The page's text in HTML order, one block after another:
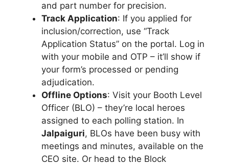
and part number for precision.
Track Application: If you applied for
inclusion/correction, use “Track
Application Status” on the portal. Log in
with your mobile and OTP – it’ll show if
your form’s processed or pending
adjudication.
Offline Options: Visit your Booth Level
Officer (BLO) – they’re local heroes
assigned to each polling station. In
Jalpaiguri, BLOs have been busy with
meetings and minutes, available on the
CEO site. Or head to the Block